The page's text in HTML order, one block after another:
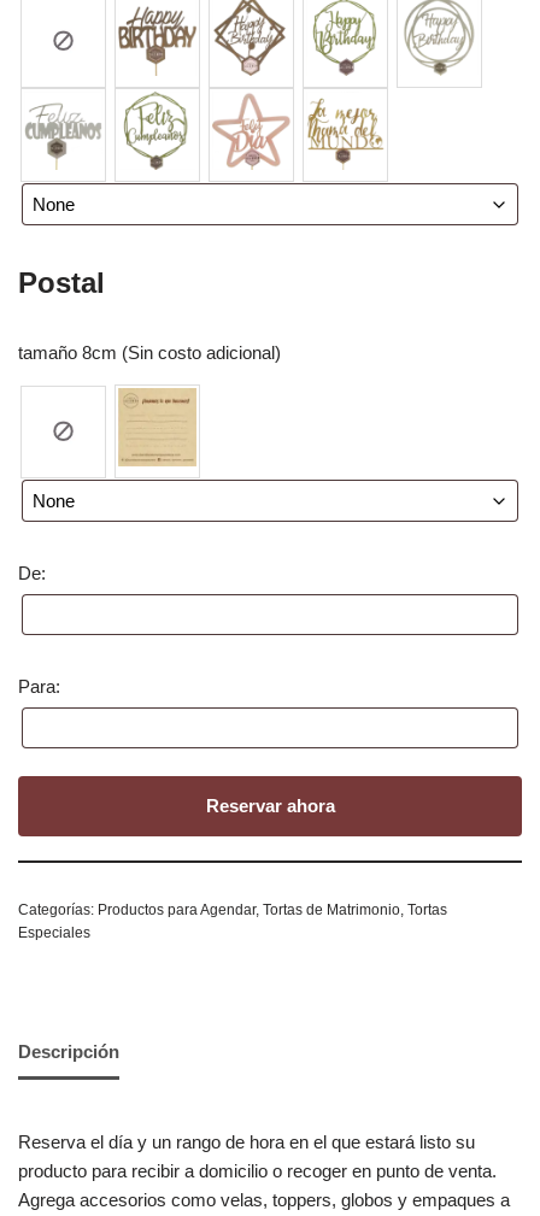
Postal
tamaño 8cm (Sin costo adicional)
De:
Para:
Reservar ahora
Categorías: Productos para Agendar, Tortas de Matrimonio Tortas
Especiales
Descripción
Reserva el día y un rango de hora en el que estará listo su
producto para recibir a domicilio o recoger en punto de venta.
Agrega accesorios como velas, toppers, globos y empaques a